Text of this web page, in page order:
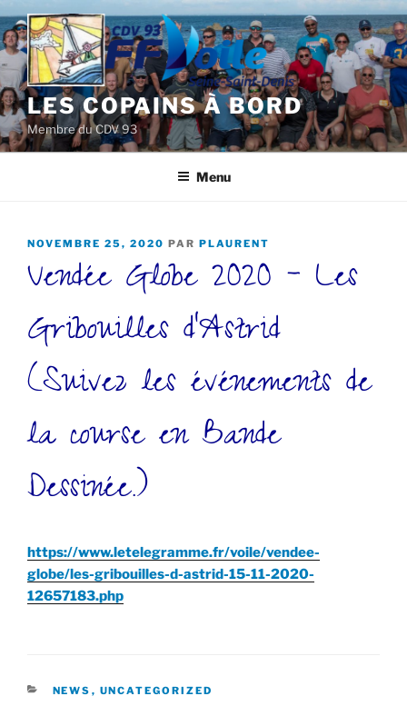
Aller
au
contenu
principal
LES COPAINS À BORD
Membre du CDV 93
Menu
PUBLIÉ
NOVEMBRE 25, 2020 PAR PLAURENT
Vendée Globe 2020 – Les
Gribouilles d’Astrid
(Suivez les événements de
la course en Bande
Dessinée.)
https://www.letelegramme.fr/voile/vendee-
globe/les-gribouilles-d-astrid-15-11-2020-
12657183.php
CATÉGORIES
NEWS , UNCATEGORIZED